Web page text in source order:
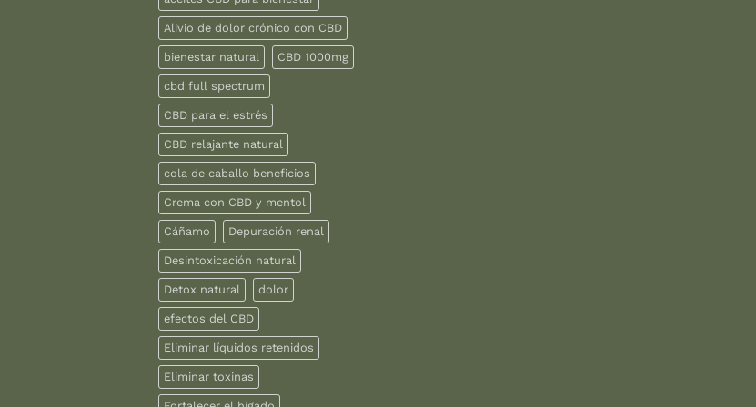
Alivio de dolor crónico con CBD
bienestar natural CBD 1000mg
cbd full spectrum
CBD para el estrés
CBD relajante natural
cola de caballo beneficios
Crema con CBD y mentol
Cáñamo Depuración renal
Desintoxicación natural
Detox natural dolor
efectos del CBD
Eliminar líquidos retenidos
Eliminar toxinas